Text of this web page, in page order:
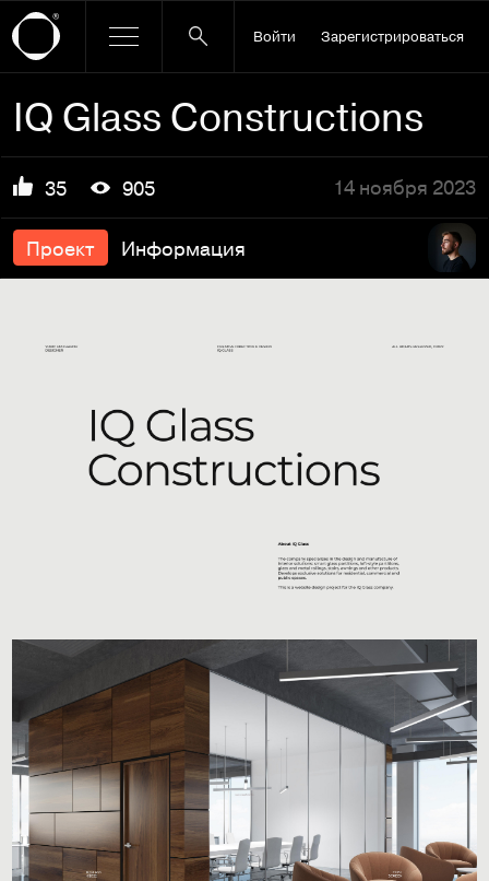
Войти Зарегистрироваться
IQ Glass Constructions
35 905 14 ноября 2023
Проект Информация